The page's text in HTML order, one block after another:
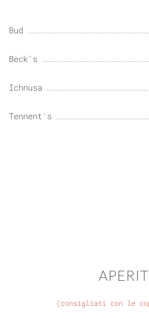
Bud
Beck's
Ichnusa
Tennent's
(consigliati con le